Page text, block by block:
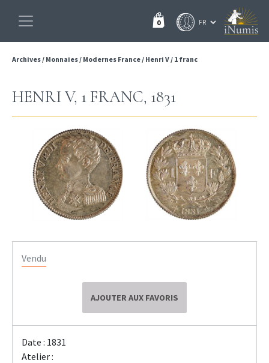
0
Archives/ Monnaies/ Modernes France/ Henri V/ 1 franc
HENRI V, 1 FRANC, 1831
Vendu
AJOUTER AUX FAVORIS
Date : 1831
Atelier :